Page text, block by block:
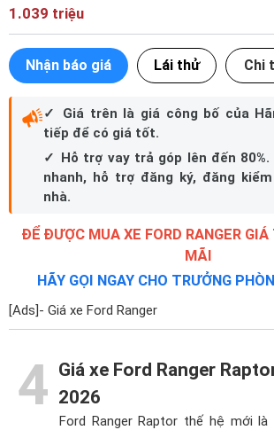
1.039 triệu
Nhận báo giá Lái thử Chi
✓ Giá trên là giá công bố của
tiếp để có giá tốt.
✓ Hỗ trợ vay trả góp lên đến
nhanh, hỗ trợ đăng ký, đăng
nhà.
ĐỂ ĐƯỢC MUA XE FORD RANGER
MÃI
HÃY GỌI NGAY CHO TRƯỞNG
[Ads]- Giá xe Ford Ranger
4 Giá xe Ford Ranger
2026
Ford Ranger Raptor thế hệ mới là